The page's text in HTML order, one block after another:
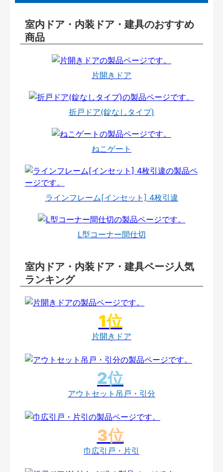
室内ドア・内装ドア・建具のおすすめ
商品
片開きドア
折戸ドア(錠なしタイプ)
ねこゲート
ラインフレーム[インセット] 4枚引違
L型コーナー間仕切
室内ドア・内装ドア・建具ページ人気
ランキング
片開きドア
アウトセット吊戸・引分
巾広引戸・片引